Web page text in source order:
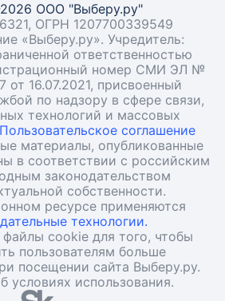
ООО "Выберу.ру"
ОГРН 1207700339549
«Выберу.ру». Учредитель:
ответственностью
номер СМИ ЭЛ №
16.07.2021, присвоенный
по надзору в сфере связи,
технологий и массовых
Пользовательское соглашение
материалы, опубликованные
в соответствии с российским
законодательством
собственности.
ресурсе применяются
технологии.
cookie для того, чтобы
пользователям больше
посещении сайта Выберу.ру.
условиях использования.